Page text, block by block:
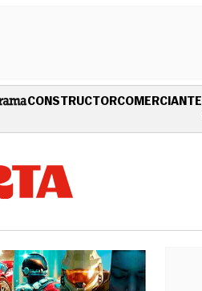
CONSTRUCTORCOMERCIANTE